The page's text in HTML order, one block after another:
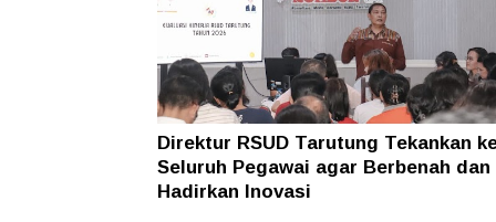
Direktur RSUD Tarutung Tekankan
Seluruh Pegawai agar Berbenah dan
Hadirkan Inovasi